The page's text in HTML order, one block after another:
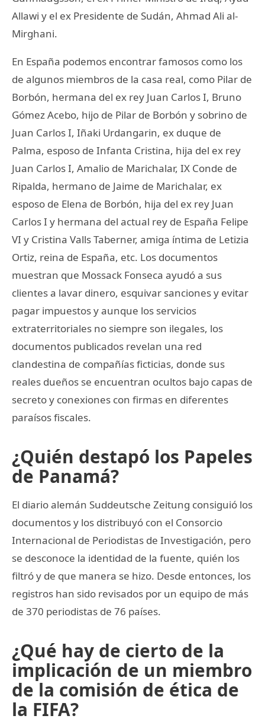
Allawi y el ex Presidente de Sudán, Ahmad Ali al-
Mirghani.
En España podemos encontrar famosos como los
de algunos miembros de la casa real, como Pilar de
Borbón, hermana del ex rey Juan Carlos I, Bruno
Gómez Acebo, hijo de Pilar de Borbón y sobrino de
Juan Carlos I, Iñaki Urdangarin, ex duque de
Palma, esposo de Infanta Cristina, hija del ex rey
Juan Carlos I, Amalio de Marichalar, IX Conde de
Ripalda, hermano de Jaime de Marichalar, ex
esposo de Elena de Borbón, hija del ex rey Juan
Carlos I y hermana del actual rey de España Felipe
VI y Cristina Valls Taberner, amiga íntima de Letizia
Ortiz, reina de España, etc. Los documentos
muestran que Mossack Fonseca ayudó a sus
clientes a lavar dinero, esquivar sanciones y evitar
pagar impuestos y aunque los servicios
extraterritoriales no siempre son ilegales, los
documentos publicados revelan una red
clandestina de compañías ficticias, donde sus
reales dueños se encuentran ocultos bajo capas de
secreto y conexiones con firmas en diferentes
paraísos fiscales.
¿Quién destapó los Papeles
de Panamá?
El diario alemán Suddeutsche Zeitung consiguió los
documentos y los distribuyó con el Consorcio
Internacional de Periodistas de Investigación, pero
se desconoce la identidad de la fuente, quién los
filtró y de que manera se hizo. Desde entonces, los
registros han sido revisados por un equipo de más
de 370 periodistas de 76 países.
¿Qué hay de cierto de la
implicación de un miembro
de la comisión de ética de
la FIFA?